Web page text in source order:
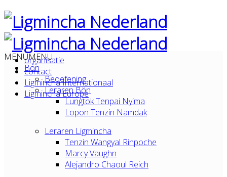
organisatie
contact
Ligmincha Internationaal
Ligmincha Europe
MENUMENU
Bön
Beoefening
Leraren Bön
Lungtok Tenpai Nyima
Lopon Tenzin Namdak
Leraren Ligmincha
Tenzin Wangyal Rinpoche
Marcy Vaughn
Alejandro Chaoul Reich